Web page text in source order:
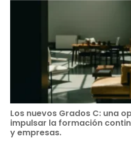
Los nuevos Grados C: una
impulsar la formación
y empresas.